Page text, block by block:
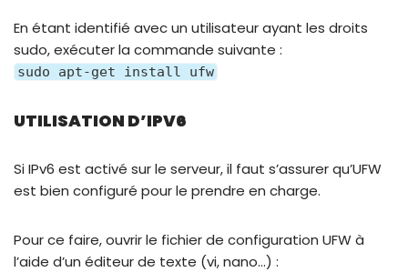
En étant identifié avec un utilisateur ayant les droits
sudo, exécuter la commande suivante :
sudo apt-get install ufw
UTILISATION D’IPV6
Si IPv6 est activé sur le serveur, il faut s’assurer qu’UFW
est bien configuré pour le prendre en charge.
Pour ce faire, ouvrir le fichier de configuration UFW à
l’aide d’un éditeur de texte (vi, nano…) :